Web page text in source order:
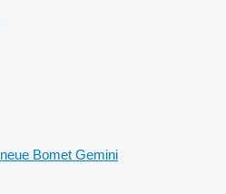
neue Bomet Gemini